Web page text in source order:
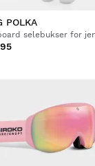
perfekt til
tre år siden
POLKA
selebukser for